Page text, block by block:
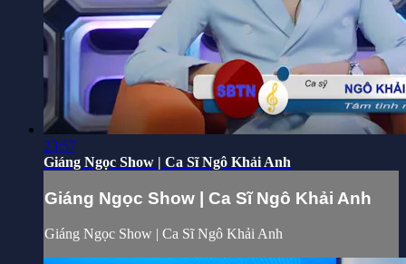
23:57
Giáng Ngọc Show | Ca Sĩ Ngô Khải Anh
Giáng Ngọc Show | Ca Sĩ Ngô Khải Anh
Giáng Ngọc Show | Ca Sĩ Ngô Khải Anh